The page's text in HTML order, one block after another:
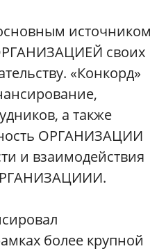
источником
своих
«Конкорд»
а также
ОРГАНИЗАЦИИ
и взаимодействия
более крупной